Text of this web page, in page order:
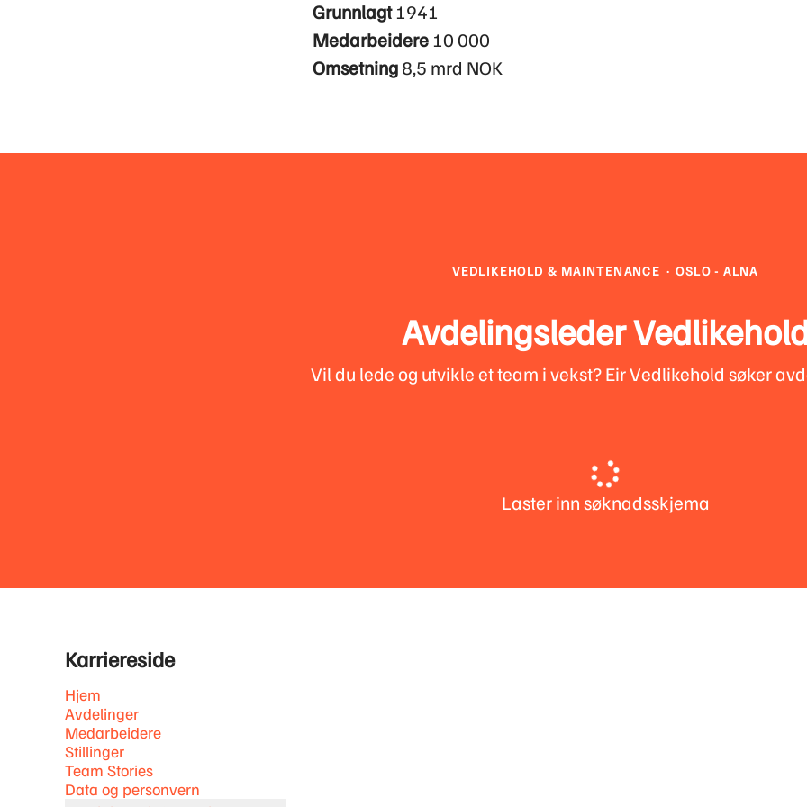
Grunnlagt1941
Medarbeidere 10 000
Omsetning8,5 mrd NOK
VEDLIKEHOLD & MAINTENANCE · OSLO - ALNA
Avdelingsleder
Vil du lede og utvikle et team i vekst? Eir Vedlikehold søker
Laster inn søknadsskjema
Karriereside
Hjem
Avdelinger
Medarbeidere
Stillinger
Team Stories
Data og personvern